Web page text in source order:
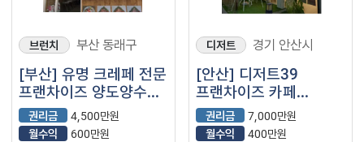
브런치 부산 동래구
[부산] 유명 크레페 전문
프랜차이즈 양도양수
창업 (디저트)
권리금
4,500만원
월수익
600만원
디저트 경기 안산시
[안산] 디저트39
프랜차이즈 카페
소자본창업 매물 (디39/
저가커피)
권리금
7,000만원
월수익
400만원